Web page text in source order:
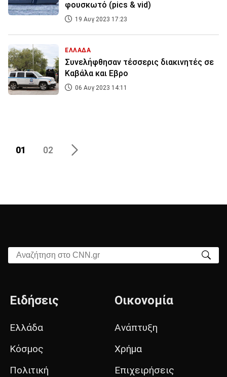
φουσκωτό (pics & vid)
19 Αυγ 2023 17:23
ΕΛΛΑΔΑ
Συνελήφθησαν τέσσερις διακινητές σε
Καβάλα και Εβρο
06 Αυγ 2023 14:11
01 02
Αναζήτηση στο CNN.gr
Ειδήσεις
Ελλάδα
Κόσμος
Πολιτική
Οικονομία
Ανάπτυξη
Χρήμα
Επιχειρήσεις